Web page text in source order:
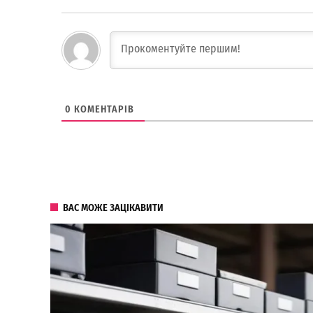
0 КОМЕНТАРІВ
ВАС МОЖЕ ЗАЦІКАВИТИ